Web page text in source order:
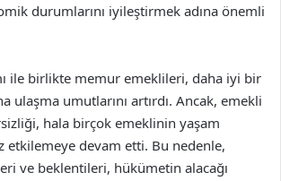
durumlarını iyileştirmek adına önemli
ile birlikte memur emeklileri, daha iyi bir
ulaşma umutlarını artırdı. Ancak, emekli
hala birçok emeklinin yaşam
etkilemeye devam etti. Bu nedenle,
ve beklentileri, hükümetin alacağı